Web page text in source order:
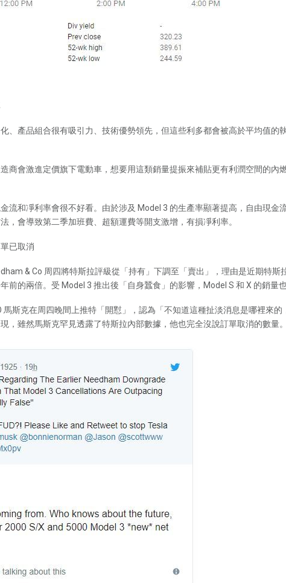
、產品組合很有吸引力、技術優勢領先，但這些利多都會被高於平均值的
商會激進定價旗下電動車，想要用這類銷量提振來補貼更有利潤空間的內
流和凈利率會很不好看。由於涉及 Model 3 的生產率顯著提高，自由現金
，會導致第二季加班費、超額運費等開支激增，有損凈利率。
已取消
& Co 周四將特斯拉評級從「持有」下調至「賣出」，理由是近期特
前的兩倍。受 Model 3 推出後「自身蠶食」的影響，Model S 和 X 的銷量也
馬斯克在周四晚間上推特「開懟」，認為「不知道這種扯淡消息是哪裡來
，雖然馬斯克罕見透露了特斯拉內部數據，他也完全沒說訂單取消的數量。